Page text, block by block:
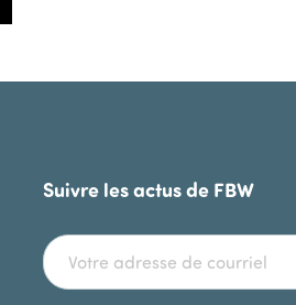
Suivre les actus de FBW